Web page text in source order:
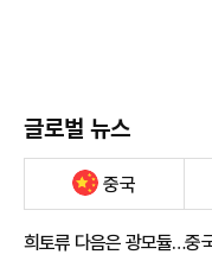
글로벌 뉴스
중국
희토류 다음은 광모듈…중